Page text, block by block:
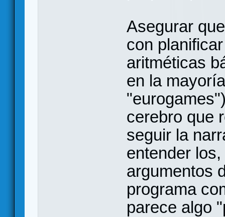
Asegurar
con
aritméticas
en la
cerebro que
seguir la
entender
argumentos
programa
parece algo